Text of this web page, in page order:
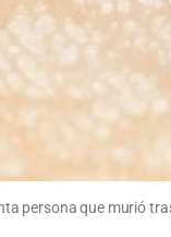
persona que murió